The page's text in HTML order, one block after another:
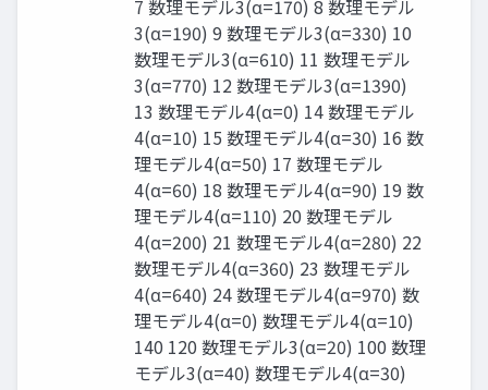
7 数理モデル3(α=170) 8 数理モデル
3(α=190) 9 数理モデル3(α=330) 10
数理モデル3(α=610) 11 数理モデル
3(α=770) 12 数理モデル3(α=1390)
13 数理モデル4(α=0) 14 数理モデル
4(α=10) 15 数理モデル4(α=30) 16 数
理モデル4(α=50) 17 数理モデル
4(α=60) 18 数理モデル4(α=90) 19 数
理モデル4(α=110) 20 数理モデル
4(α=200) 21 数理モデル4(α=280) 22
数理モデル4(α=360) 23 数理モデル
4(α=640) 24 数理モデル4(α=970) 数
理モデル4(α=0) 数理モデル4(α=10)
140 120 数理モデル3(α=20) 100 数理
モデル3(α=40) 数理モデル4(α=30)